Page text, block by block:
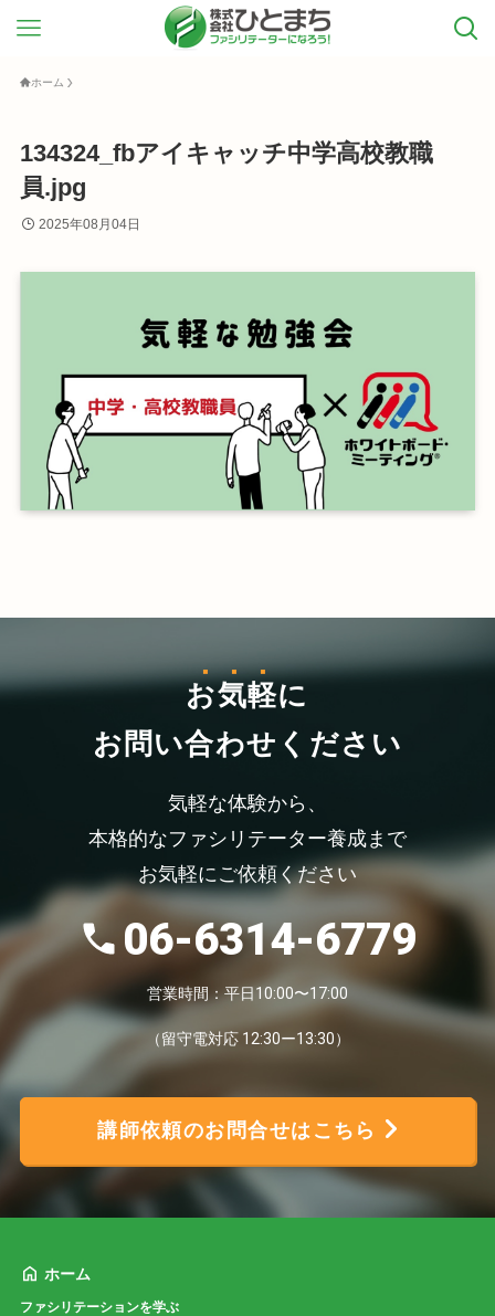
ホーム
134324_fbアイキャッチ中学高校教職
員.jpg
2025年08月04日
お気軽に
お問い合わせください
気軽な体験から、
本格的なファシリテーター養成まで
お気軽にご依頼ください
06-6314-6779
営業時間：平日10:00〜17:00
（留守電対応 12:30ー13:30）
講師依頼のお問合せはこちら
ホーム
ファシリテーションを学ぶ